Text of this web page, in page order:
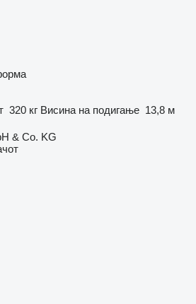
320 кг Висина на подигање 13,8 м
& Co. KG